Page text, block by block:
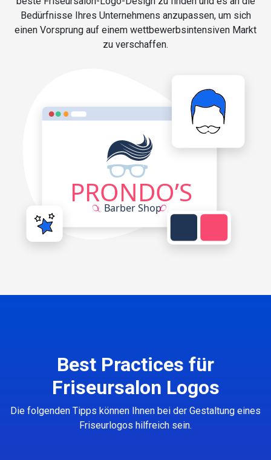
Bedürfnisse Ihres Unternehmens anzupassen, um sich
einen Vorsprung auf einem wettbewerbsintensiven Markt
zu verschaffen.
Best Practices für
Friseursalon Logos
Die folgenden Tipps können Ihnen bei der Gestaltung eines
Friseurlogos hilfreich sein.